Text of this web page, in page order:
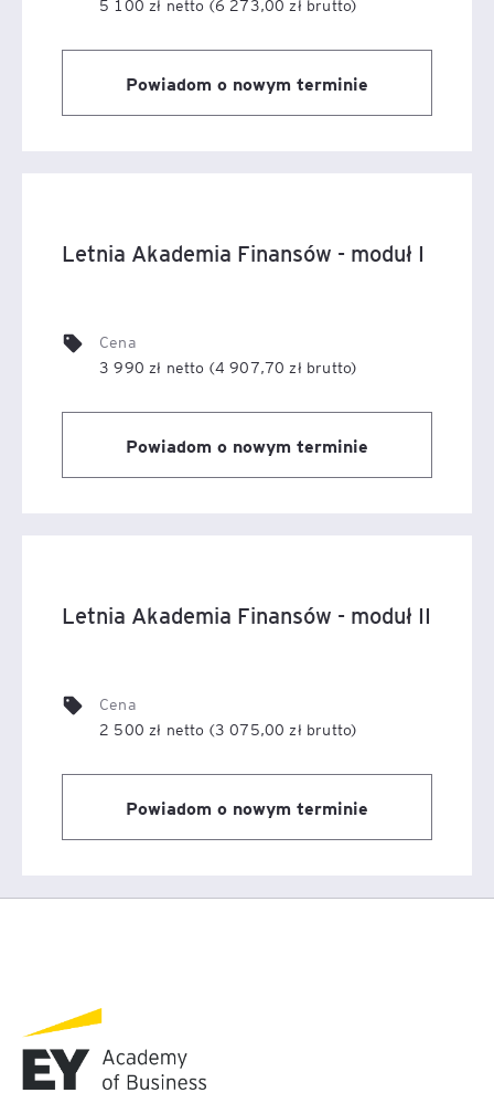
5 100 zł netto (6 273,00 zł brutto)
Powiadom o nowym terminie
Letnia Akademia Finansów - moduł I
Cena
3 990 zł netto (4 907,70 zł brutto)
Powiadom o nowym terminie
Letnia Akademia Finansów - moduł II
Cena
2 500 zł netto (3 075,00 zł brutto)
Powiadom o nowym terminie